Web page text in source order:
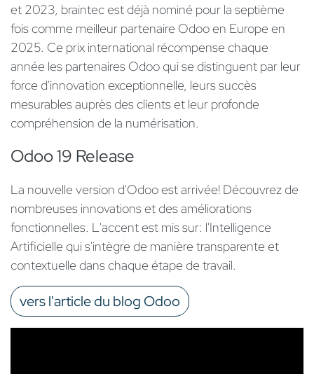
et 2023, braintec est déjà nominé pour la septième
fois comme meilleur partenaire Odoo en Europe en
2025. Ce prix international récompense chaque
année les partenaires Odoo qui se distinguent par leur
force d'innovation exceptionnelle, leurs succès
mesurables auprès des clients et leur profonde
compréhension de la numérisation.
Odoo 19 Release
La nouvelle version d'Odoo est arrivée! Découvrez de
nombreuses innovations et des améliorations
fonctionnelles. L'accent est mis sur: l'Intelligence
Artificielle qui s'intègre de manière transparente et
contextuelle dans chaque étape de travail.
vers l'article du blog Odoo